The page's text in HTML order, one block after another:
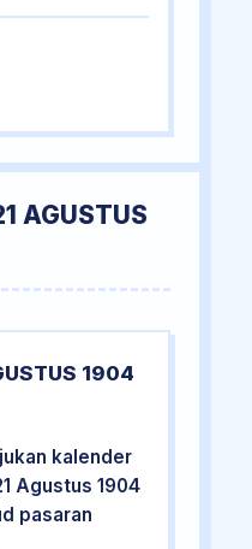
AGUSTUS
1904
kalender
Agustus 1904
pasaran